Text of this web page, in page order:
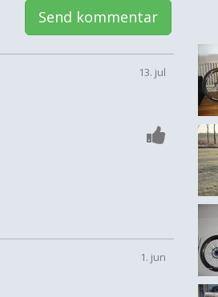
Send kommentar
13. jul
1. jun